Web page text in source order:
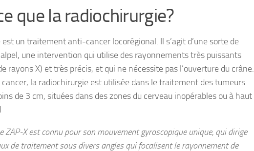
que la radiochirurgie?
un traitement anti-cancer locorégional. Il s’agit d’une sorte de
une intervention qui utilise des rayonnements très puissants
rayons X) et très précis, et qui ne nécessite pas l’ouverture du crâne.
cancer, la radiochirurgie est utilisée dans le traitement des tumeurs
de 3 cm, situées dans des zones du cerveau inopérables ou à haut
ZAP-X est connu pour son mouvement gyroscopique unique, qui dirige
de traitement sous divers angles qui focalisent le rayonnement de